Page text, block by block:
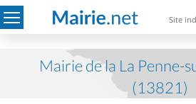
Site
Mairie de la La Penne-
(13821)